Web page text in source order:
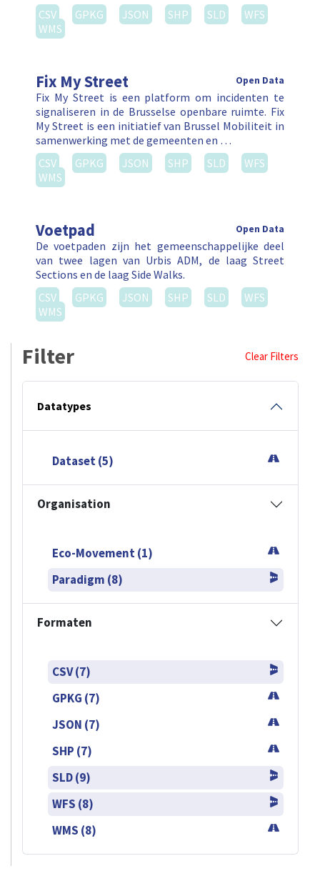
CSV
GPKG JSON SHP SLD
WFS
WMS
Fix My Street Open Data
Fix My Street is een platform om incidenten te
signaliseren in de Brusselse openbare ruimte. Fix
My Street is een initiatief van Brussel Mobiliteit in
samenwerking met de gemeenten en …
CSV
GPKG JSON SHP SLD
WFS
WMS
Voetpad Open Data
De voetpaden zijn het gemeenschappelijke deel
van twee lagen van Urbis ADM, de laag Street
Sections en de laag Side Walks.
CSV
GPKG JSON SHP SLD
WFS
WMS
Filter Clear Filters
Datatypes
Dataset (5)
Organisation
Eco-Movement (1)
Paradigm (8)
Formaten
CSV (7)
GPKG (7)
JSON (7)
SHP (7)
SLD (9)
WFS (8)
WMS (8)